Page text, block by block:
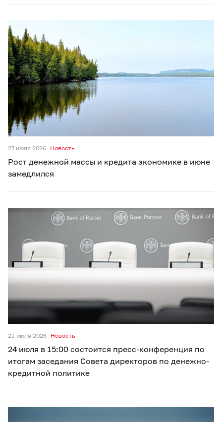
27 июля 2026 Новость
Рост денежной массы и кредита экономике в июне
замедлился
21 июля 2026 Новость
24 июля в 15:00 состоится пресс-конференция по
итогам заседания Совета директоров по денежно-
кредитной политике